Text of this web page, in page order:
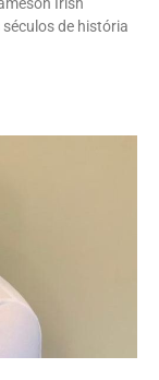
Irish
de história